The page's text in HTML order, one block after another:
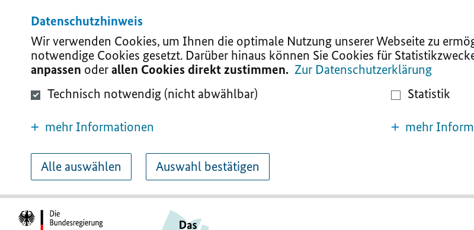
Datenschutzhinweis
Wir verwenden Cookies, um Ihnen die optimale Nutzung unserer Webseite zu
notwendige Cookies gesetzt. Darüber hinaus können Sie Cookies für
anpassen oderallen Cookies direkt zustimmen. Zur Datenschutzerklärung
Technisch notwendig (nicht abwählbar)
mehr Informationen
Statistik
mehr
Alle auswählen Auswahl bestätigen